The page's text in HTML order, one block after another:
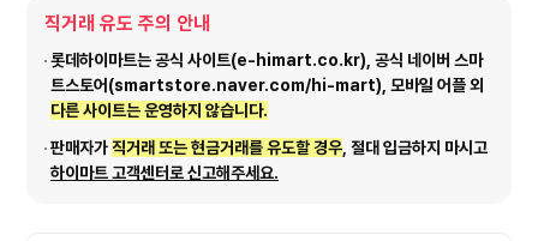
직거래 유도 주의 안내
롯데하이마트는 공식 사이트(e-himart.co.kr), 공식 네이버 스마
트스토어(smartstore.naver.com/hi-mart), 모바일 어플 외
다른 사이트는 운영하지 않습니다.
판매자가직거래 또는 현금거래를 유도할 경우 , 절대 입금하지 마시고
하이마트 고객센터로 신고해주세요.